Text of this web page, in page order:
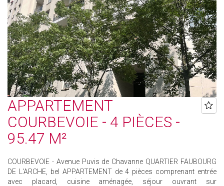
APPARTEMENT
COURBEVOIE - 4 PIÈCES -
95.47 M²
COURBEVOIE - Avenue Puvis de Chavanne QUARTIER FAUBOURG
DE L'ARCHE, bel APPARTEMENT de 4 pièces comprenant entrée
avec placard, cuisine aménagée, séjour ouvrant sur